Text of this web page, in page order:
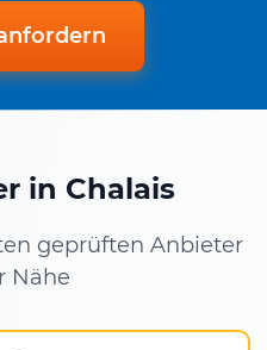
in Chalais
geprüften Anbieter
Nähe